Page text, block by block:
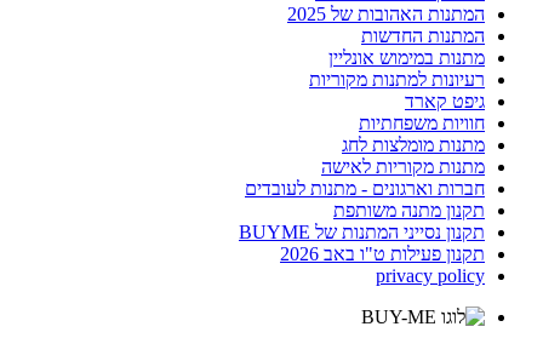
המתנות האהובות של 2025
המתנות החדשות
מתנות במימוש אונליין
רעיונות למתנות מקוריות
גיפט קארד
חוויות משפחתיות
מתנות מומלצות לחג
מתנות מקוריות לאישה
חברות וארגונים - מתנות לעובדים
תקנון מתנה משותפת
תקנון נסייני המתנות של BUYME
תקנון פעילות ט"ו באב 2026
privacy policy